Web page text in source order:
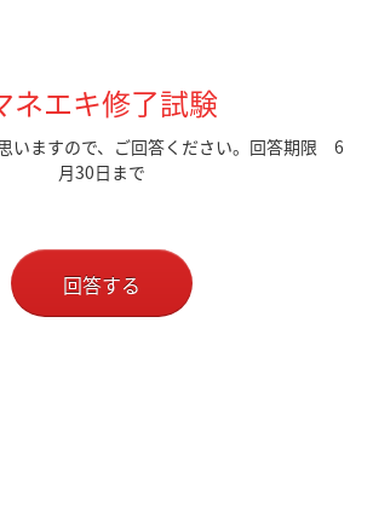
ネエキ修了試験
いますので、ご回答ください。回答期限 6
月30日まで
回答する